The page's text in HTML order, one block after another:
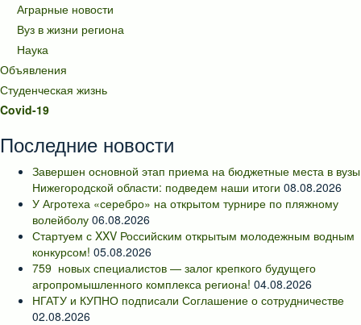
Аграрные новости
Вуз в жизни региона
Наука
Объявления
Студенческая жизнь
Covid-19
Последние новости
Завершен основной этап приема на бюджетные места в вузы
Нижегородской области: подведем наши итоги 08.08.2026
У Агротеха «серебро» на открытом турнире по пляжному
волейболу 06.08.2026
Стартуем с XXV Российским открытым молодежным водным
конкурсом! 05.08.2026
759 новых специалистов — залог крепкого будущего
агропромышленного комплекса региона! 04.08.2026
НГАТУ и КУПНО подписали Соглашение о сотрудничестве
02.08.2026